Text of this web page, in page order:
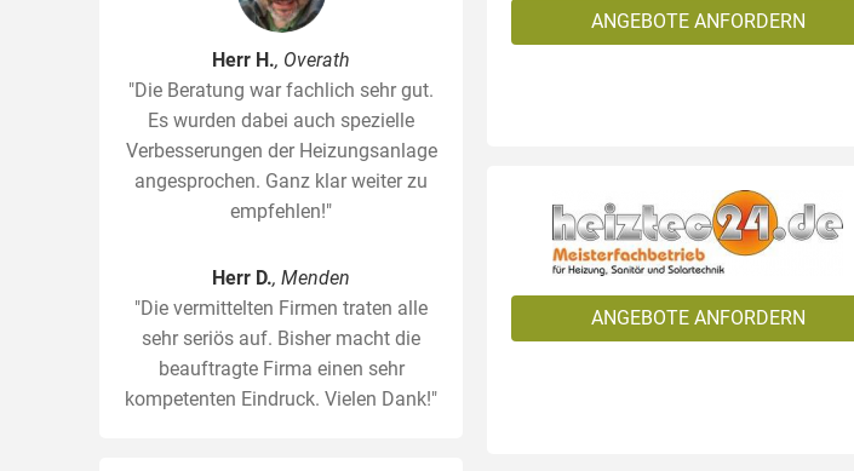
Herr H., Overath
"Die Beratung war fachlich sehr gut.
Es wurden dabei auch spezielle
Verbesserungen der Heizungsanlage
angesprochen. Ganz klar weiter zu
empfehlen!"
Herr D., Menden
"Die vermittelten Firmen traten alle
sehr seriös auf. Bisher macht die
beauftragte Firma einen sehr
kompetenten Eindruck. Vielen Dank!"
ANGEBOTE ANFORDERN
ANGEBOTE ANFORDERN